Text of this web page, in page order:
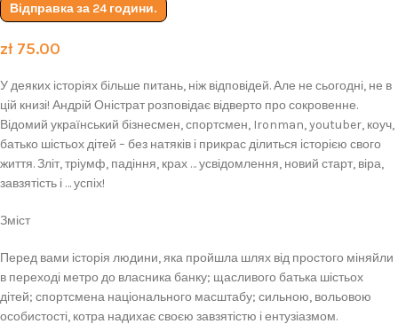
Відправка за 24 години.
zł75.00
У деяких історіях більше питань, ніж відповідей. Але не сьогодні, не в
цій книзі! Андрій Оністрат розповідає відверто про сокровенне.
Відомий український бізнесмен, спортсмен, Ironman, youtuber, коуч,
батько шістьох дітей – без натяків і прикрас ділиться історією свого
життя. Зліт, тріумф, падіння, крах … усвідомлення, новий старт, віра,
завзятість і … успіх!
Зміст
Перед вами історія людини, яка пройшла шлях від простого міняйли
в переході метро до власника банку; щасливого батька шістьох
дітей; спортсмена національного масштабу; сильною, вольовою
особистості, котра надихає своєю завзятістю і ентузіазмом.